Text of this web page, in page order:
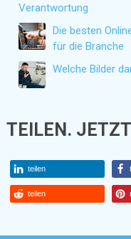
Verantwortung
Die besten
für die Branche
Welche Bilder
TEILEN.
teilen
teilen